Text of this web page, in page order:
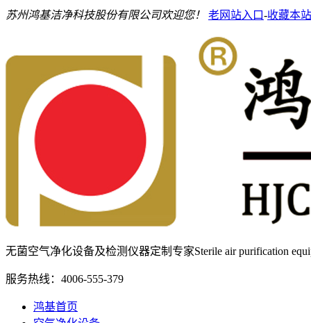
苏州鸿基洁净科技股份有限公司欢迎您！ 老网站入口-收藏本站
无菌空气净化设备及检测仪器定制专家Sterile air purification
服务热线： 4006-555-379
鸿基首页